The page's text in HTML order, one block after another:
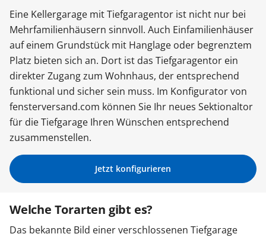
Balkontüren
Terrassentüren
Haustüren
Sonnenschutz
Zäune & Tore
Garagentore
Eine Kellergarage mit Tiefgaragentor ist nicht nur bei
Mehrfamilienhäusern sinnvoll. Auch Einfamilienhäuser
auf einem Grundstück mit Hanglage oder begrenztem
Platz bieten sich an. Dort ist das Tiefgaragentor ein
direkter Zugang zum Wohnhaus, der entsprechend
funktional und sicher sein muss. Im Konfigurator von
fensterversand.com können Sie Ihr neues Sektionaltor
für die Tiefgarage Ihren Wünschen entsprechend
zusammenstellen.
Jetzt konfigurieren
Welche Torarten gibt es?
Das bekannte Bild einer verschlossenen Tiefgarage